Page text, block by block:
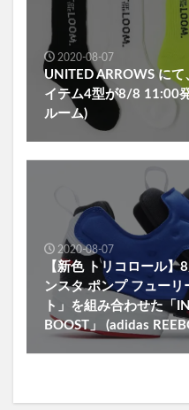
2020-08-07
UNITED ARROWS に
イテム4型が8/8 11:00
ルーム)
2020-08-07
【新色 トリコロール
ンスタ ポンプ フュー
ト」を組み合わせた「
BOOST」 (adidas